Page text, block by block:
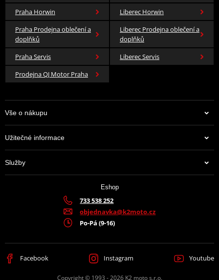
Praha Horwin
Liberec Horwin
Praha Prodejna oblečení a
doplňků
Liberec Prodejna oblečení a
doplňků
Praha Servis
Liberec Servis
Prodejna QJ Motor Praha
Vše o nákupu
Užitečné informace
Služby
Eshop
733 538 252
objednavka@k2moto.cz
Po-Pá (9-16)
Facebook Instagram Youtube
Copyright © 1993 - 2026 K2 moto s.r.o.